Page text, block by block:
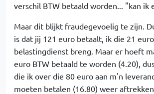
verschil BTW betaald worden... "kan ik
Maar dit blijkt fraudegevoelig te zijn.
is dat jij 121 euro betaalt, ik die 21
belastingdienst breng. Maar er hoeft
euro BTW betaald te worden (4.20),
die ik over die 80 euro aan m'n
moeten betalen (16.80) weer